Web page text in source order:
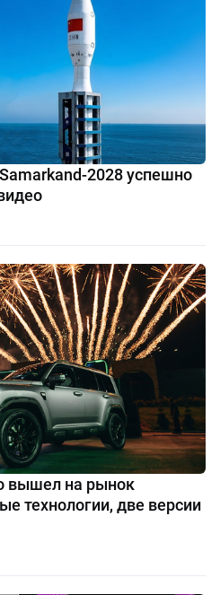
2028 успешно
вышел на рынок
технологии, две версии